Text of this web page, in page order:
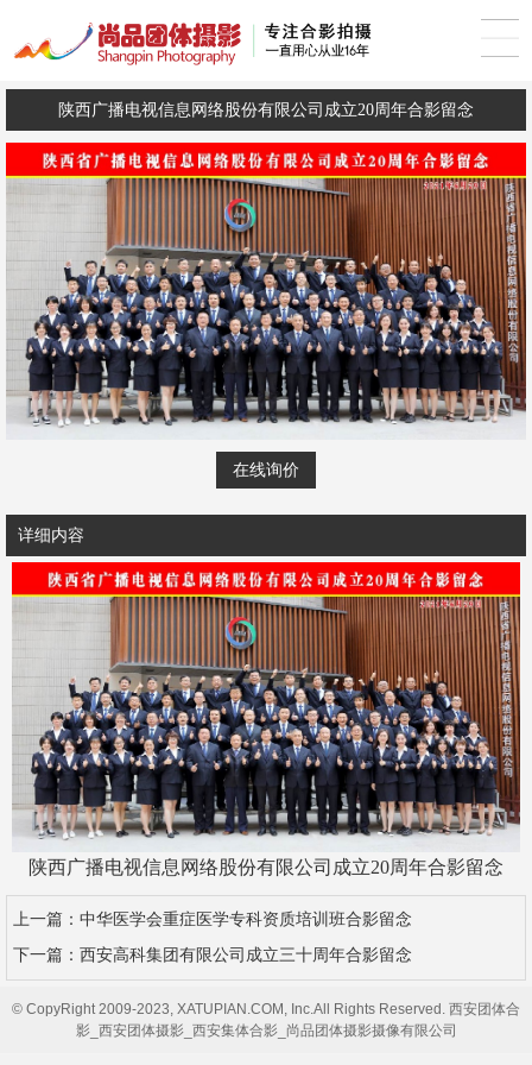
陕西广播电视信息网络股份有限公司成立20周年合影留念
在线询价
详细内容
陕西广播电视信息网络股份有限公司成立20周年合影留念
上一篇： 中华医学会重症医学专科资质培训班合影留念
下一篇： 西安高科集团有限公司成立三十周年合影留念
© CopyRight 2009-2023, XATUPIAN.COM, Inc.All Rights Reserved. 西安团体合
影_西安团体摄影_西安集体合影_尚品团体摄影摄像有限公司